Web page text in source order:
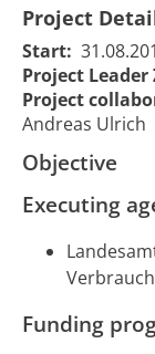
1796
für
positivem
des
auf GVO-
Project
Start:
Project Leader
Project
Andreas Ulrich
Objective
Executing
Funding